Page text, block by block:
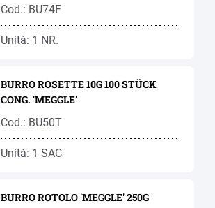
Cod.: BU74F
Unità: 1 NR.
BURRO ROSETTE 10G 100 STÜCK
CONG. 'MEGGLE'
Cod.: BU50T
Unità: 1 SAC
BURRO ROTOLO 'MEGGLE' 250G